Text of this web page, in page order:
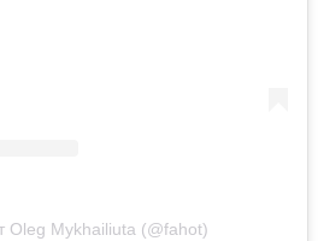
Oleg Mykhailiuta (@fahot)